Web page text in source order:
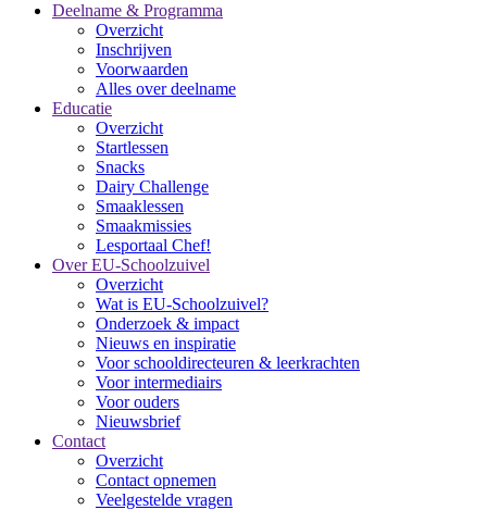
Deelname & Programma
Overzicht
Inschrijven
Voorwaarden
Alles over deelname
Educatie
Overzicht
Startlessen
Snacks
Dairy Challenge
Smaaklessen
Smaakmissies
Lesportaal Chef!
Over EU-Schoolzuivel
Overzicht
Wat is EU-Schoolzuivel?
Onderzoek & impact
Nieuws en inspiratie
Voor schooldirecteuren & leerkrachten
Voor intermediairs
Voor ouders
Nieuwsbrief
Contact
Overzicht
Contact opnemen
Veelgestelde vragen